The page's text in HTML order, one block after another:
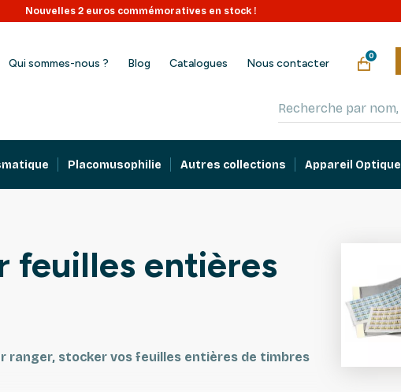
Nouvelles 2 euros commémoratives en stock !
Qui sommes-nous ? Blog Catalogues Nous contacter
0
Placomusophilie Autres collections Appareil Optique
feuilles entières
ranger, stocker vos feuilles entières de timbres